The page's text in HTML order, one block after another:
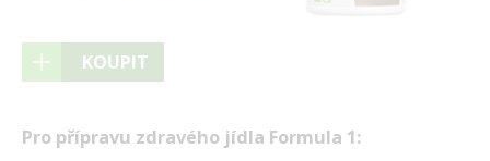
KOUPIT
Pro přípravu zdravého jídla Formula 1: